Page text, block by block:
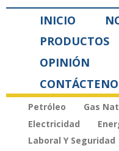
INICIO
PRODUCTOS
OPINIÓN
Petróleo Gas
Electricidad
Laboral Y Seguridad